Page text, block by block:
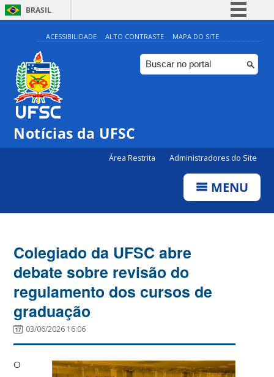
BRASIL
Simplifique!
Comunica BR
Participe
ACESSIBILIDADE ALTO CONTRASTE MAPA DO SITE
Notícias da UFSC
Área Restrita Administradores do Site
MENU
Colegiado da UFSC abre
debate sobre revisão do
regulamento dos cursos de
graduação
03/06/2026 16:06
O